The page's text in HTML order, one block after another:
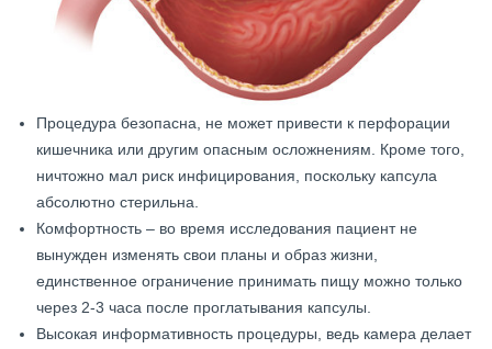
Процедура безопасна, не может привести к перфорации
кишечника или другим опасным осложнениям. Кроме того,
ничтожно мал риск инфицирования, поскольку капсула
абсолютно стерильна.
Комфортность – во время исследования пациент не
вынужден изменять свои планы и образ жизни,
единственное ограничение принимать пищу можно только
через 2-3 часа после проглатывания капсулы.
Высокая информативность процедуры, ведь камера делает